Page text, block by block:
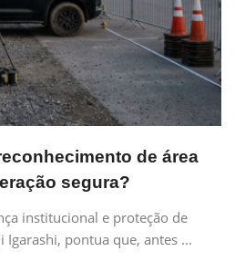
de área
segura?
institucional e proteção de
Igarashi, pontua que, antes ...